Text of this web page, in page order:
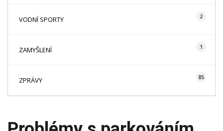
VODNÍ SPORTY 2
ZAMYŠLENÍ 1
ZPRÁVY 85